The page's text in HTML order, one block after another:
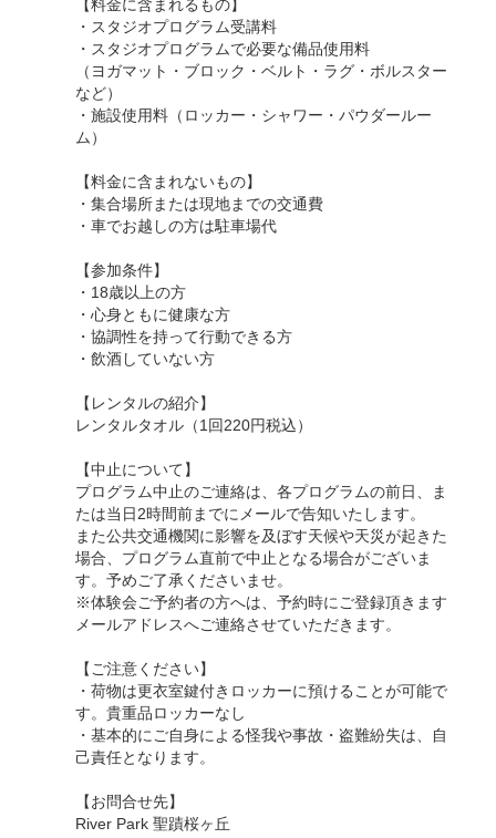
【料金に含まれるもの】
・スタジオプログラム受講料
・スタジオプログラムで必要な備品使用料
（ヨガマット・ブロック・ベルト・ラグ・ボルスター
など）
・施設使用料（ロッカー・シャワー・パウダールー
ム）
【料金に含まれないもの】
・集合場所または現地までの交通費
・車でお越しの方は駐車場代
【参加条件】
・18歳以上の方
・心身ともに健康な方
・協調性を持って行動できる方
・飲酒していない方
【レンタルの紹介】
レンタルタオル（1回220円税込）
【中止について】
プログラム中止のご連絡は、各プログラムの前日、ま
たは当日2時間前までにメールで告知いたします。
また公共交通機関に影響を及ぼす天候や天災が起きた
場合、プログラム直前で中止となる場合がございま
す。予めご了承くださいませ。
※体験会ご予約者の方へは、予約時にご登録頂きます
メールアドレスへご連絡させていただきます。
【ご注意ください】
・荷物は更衣室鍵付きロッカーに預けることが可能で
す。貴重品ロッカーなし
・基本的にご自身による怪我や事故・盗難紛失は、自
己責任となります。
【お問合せ先】
River Park 聖蹟桜ヶ丘